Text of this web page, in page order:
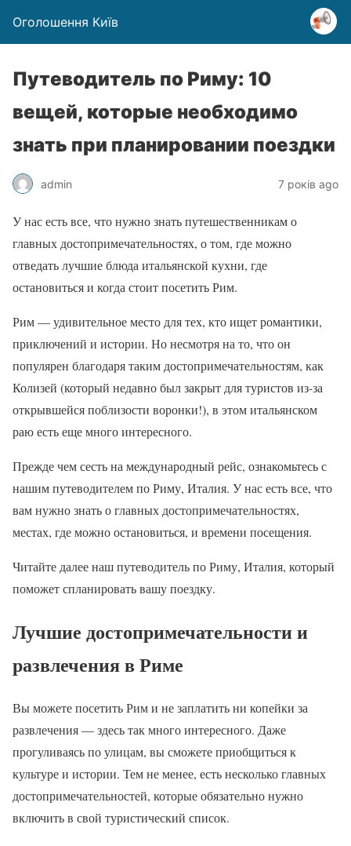
Оголошення Київ
Путеводитель по Риму: 10
вещей, которые необходимо
знать при планировании поездки
admin 7 років ago
У нас есть все, что нужно знать путешественникам о
главных достопримечательностях, о том, где можно
отведать лучшие блюда итальянской кухни, где
остановиться и когда стоит посетить Рим.
Рим — удивительное место для тех, кто ищет романтики,
приключений и истории. Но несмотря на то, что он
популярен благодаря таким достопримечательностям, как
Колизей (который недавно был закрыт для туристов из-за
открывшейся поблизости воронки!), в этом итальянском
раю есть еще много интересного.
Прежде чем сесть на международный рейс, ознакомьтесь с
нашим путеводителем по Риму, Италия. У нас есть все, что
вам нужно знать о главных достопримечательностях,
местах, где можно остановиться, и времени посещения.
Читайте далее наш путеводитель по Риму, Италия, который
поможет спланировать вашу поездку.
Лучшие достопримечательности и
развлечения в Риме
Вы можете посетить Рим и не заплатить ни копейки за
развлечения — здесь так много интересного. Даже
прогуливаясь по улицам, вы сможете приобщиться к
культуре и истории. Тем не менее, есть несколько главных
достопримечательностей, которые обязательно нужно
включить в свой туристический список.